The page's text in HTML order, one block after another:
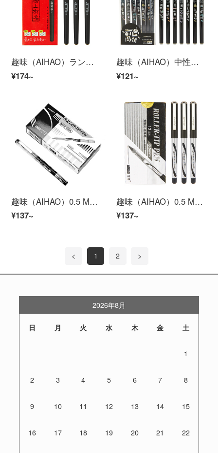
趣味（AIHAO）ランキングで有名な中性ペン0.5 mm全針管芯試験専用ペン学生用炭素黒色水性サインペンGP 146
¥174~
趣味（AIHAO）中性ペンをこすると0.5 mmの全針管黒が中性ペンを拭くことができます。
¥121~
趣味（AIHAO）0.5 MM弾丸ヘッド黒ストレートペン学生試験中性ペン
¥137~
趣味（AIHAO）0.5 MM黒い弾丸ヘッドストレートタイプの中性ペンの赤い弾丸の芯のオフィス署名ペン
¥137~
< 1 2 >
2026年8月
日 月 火 水 木 金 土
1
2 3 4 5 6 7 8
9 10 11 12 13 14 15
16 17 18 19 20 21 22